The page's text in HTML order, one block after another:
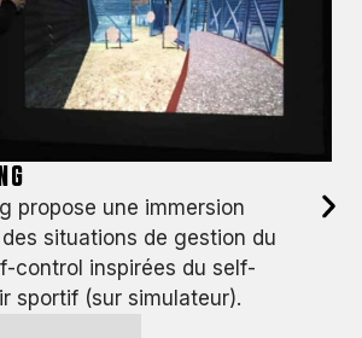
propose une immersion
du
control inspirées du self-
défense et du tir sportif (sur simulateur).